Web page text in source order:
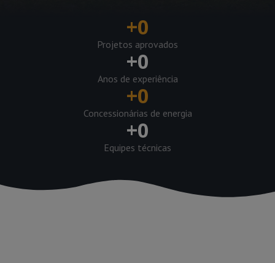
+0
Projetos aprovados
+0
Anos de experiência
+0
Concessionárias de energia
+0
Equipes técnicas